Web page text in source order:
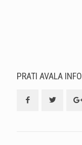
PRATI AVALA INFO